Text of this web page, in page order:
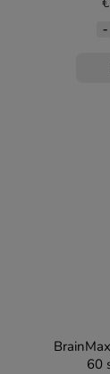
60